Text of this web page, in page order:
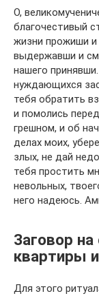
О,
благочестивый
жизни прожиши и
выдержавши и
нашего
нуждающихся
тебя обратить
и помолись
грешном, и об
делах моих,
злых, не дай
тебя простить
невольных,
него надеюсь.
Заговор
квартиры
Для этого